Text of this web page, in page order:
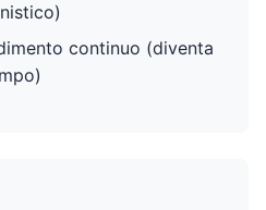
continuo (diventa